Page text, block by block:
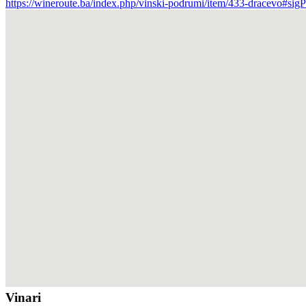
https://wineroute.ba/index.php/vinski-podrumi/item/433-
Vinari